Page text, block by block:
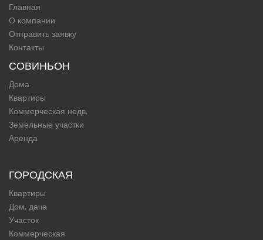
Главная
О компании
Отправить заявку
Контакты
СОВИНЬОН
Дома
Квартиры
Коммерческая недв.
Земельные участки
Аренда
ГОРОДСКАЯ
Квартиры
Дом, дача
Участок
Коммерческая